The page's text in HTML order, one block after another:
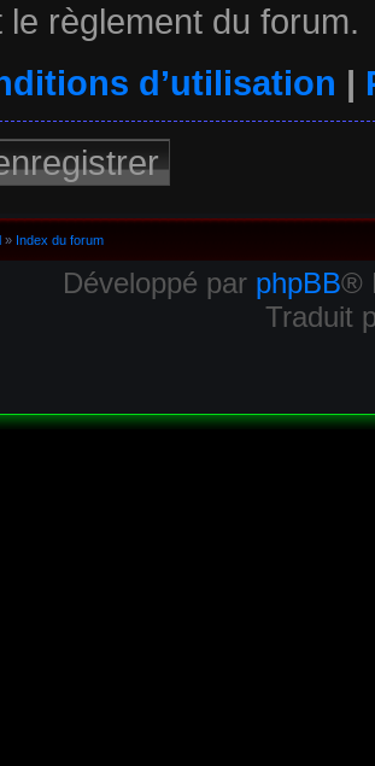
le règlement du forum.
d’utilisation |
» Index du forum
Développé par phpBB®
Traduit